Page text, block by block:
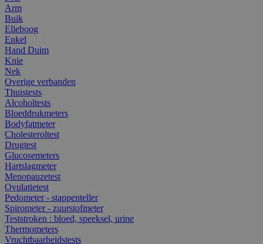
Arm
Buik
Elleboog
Enkel
Hand Duim
Knie
Nek
Overige verbanden
Thuistests
Alcoholtests
Bloeddrukmeters
Bodyfatmeter
Cholesteroltest
Drugtest
Glucosemeters
Hartslagmeter
Menopauzetest
Ovulatietest
Pedometer - stappenteller
Spirometer - zuurstofmeter
Teststroken : bloed, speeksel, urine
Thermometers
Vruchtbaarheidstests